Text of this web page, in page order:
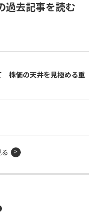
過去記事を読む
株価の天井を見極める重